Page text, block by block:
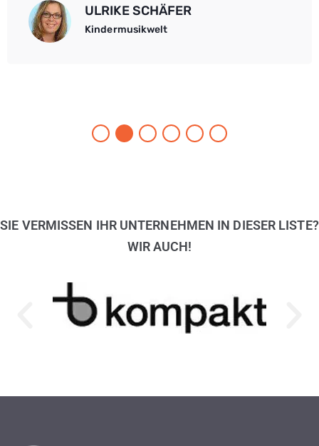
ULRIKE SCHÄFER
Kindermusikwelt
SIE VERMISSEN IHR UNTERNEHMEN IN DIESER LISTE?
WIR AUCH!